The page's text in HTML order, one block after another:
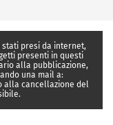
stati presi da internet,
presenti in questi
alla pubblicazione,
una mail a:
alla cancellazione del